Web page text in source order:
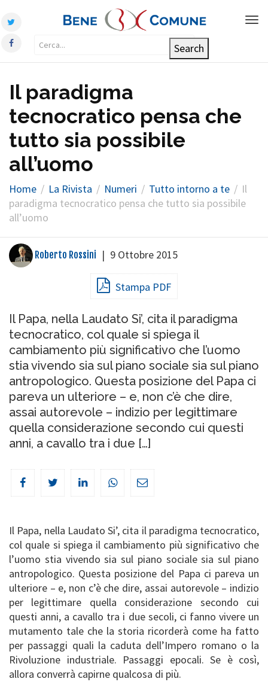
Il paradigma
tecnocratico pensa che
tutto sia possibile
all’uomo
Home La Rivista Numeri Tutto intorno a te
Il
paradigma tecnocratico pensa che tutto sia possibile
all’uomo
Roberto Rossini | 9 Ottobre 2015
Stampa PDF
Il Papa, nella Laudato Si’, cita il paradigma
tecnocratico, col quale si spiega il
cambiamento più significativo che l’uomo
stia vivendo sia sul piano sociale sia sul piano
antropologico. Questa posizione del Papa ci
pareva un ulteriore – e, non c’è che dire,
assai autorevole – indizio per legittimare
quella considerazione secondo cui questi
anni, a cavallo tra i due […]
Il Papa, nella Laudato Si’, cita il paradigma tecnocratico,
col quale si spiega il cambiamento più significativo che
l’uomo stia vivendo sia sul piano sociale sia sul piano
antropologico. Questa posizione del Papa ci pareva un
ulteriore – e, non c’è che dire, assai autorevole – indizio
per legittimare quella considerazione secondo cui
questi anni, a cavallo tra i due secoli, ci fanno vivere un
mutamento tale che la storia ricorderà come ha fatto
per passaggi quali la caduta dell’Impero romano o la
Rivoluzione industriale. Passaggi epocali. Se è così,
allora converrà capirne qualcosa di più.